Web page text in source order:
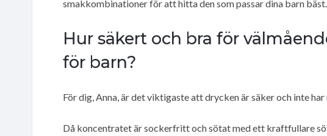
smakkombinationer för att hitta den som passar dina barn bäst.
Hur säkert och bra för
för barn?
För dig, Anna, är det viktigaste att drycken är säker och inte
Då koncentratet är sockerfritt och sötat med ett kraftfullare